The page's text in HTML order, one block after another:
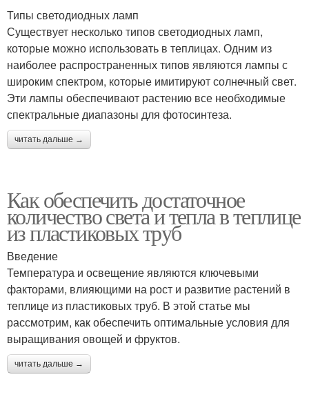
Типы светодиодных ламп
Существует несколько типов светодиодных ламп,
которые можно использовать в теплицах. Одним из
наиболее распространенных типов являются лампы с
широким спектром, которые имитируют солнечный свет.
Эти лампы обеспечивают растению все необходимые
спектральные диапазоны для фотосинтеза.
читать дальше →
Как обеспечить достаточное
количество света и тепла в теплице
из пластиковых труб
Введение
Температура и освещение являются ключевыми
факторами, влияющими на рост и развитие растений в
теплице из пластиковых труб. В этой статье мы
рассмотрим, как обеспечить оптимальные условия для
выращивания овощей и фруктов.
читать дальше →